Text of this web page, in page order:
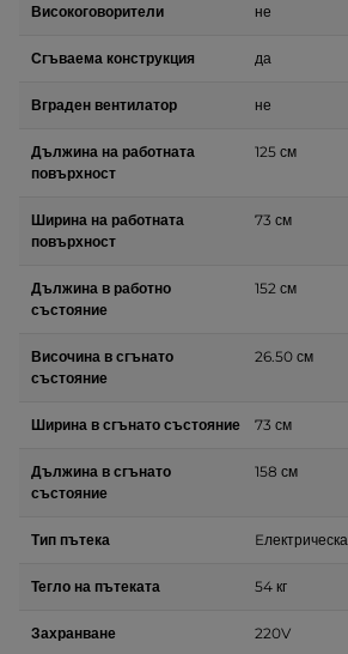
Високоговорители не
Сгъваема конструкция да
Вграден вентилатор не
Дължина на работната
повърхност
125 см
Ширина на работната
повърхност
73 см
Дължина в работно
състояние
152 см
Височина в сгънато
състояние
26.50 см
Ширина в сгънато състояние 73 см
Дължина в сгънато
състояние
158 см
Тип пътека Eлектрическа
Тегло на пътеката 54 кг
Захранване 220V